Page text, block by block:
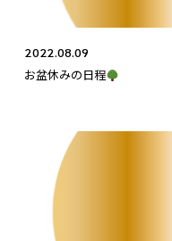
2022.08.09
お盆休みの日程